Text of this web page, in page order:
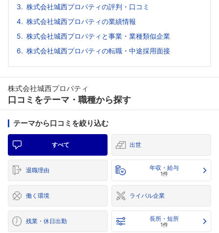
株式会社城西プロパティの評判・口コミ
株式会社城西プロパティの業績情報
株式会社城西プロパティと事業・業種類似企業
株式会社城西プロパティの転職・中途採用面接
株式会社城西プロパティ
口コミをテーマ・職種から探す
テーマから口コミを絞り込む
すべて 出世
退職理由 年収・給与
1件
働く環境 ライバル企業
残業・休日出勤 長所・短所
1件